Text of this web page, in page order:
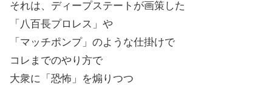
それは、ディープステートが画策した
「八百長プロレス」や
「マッチポンプ」のような仕掛けで
コレまでのやり方で
大衆に「恐怖」を煽りつつ